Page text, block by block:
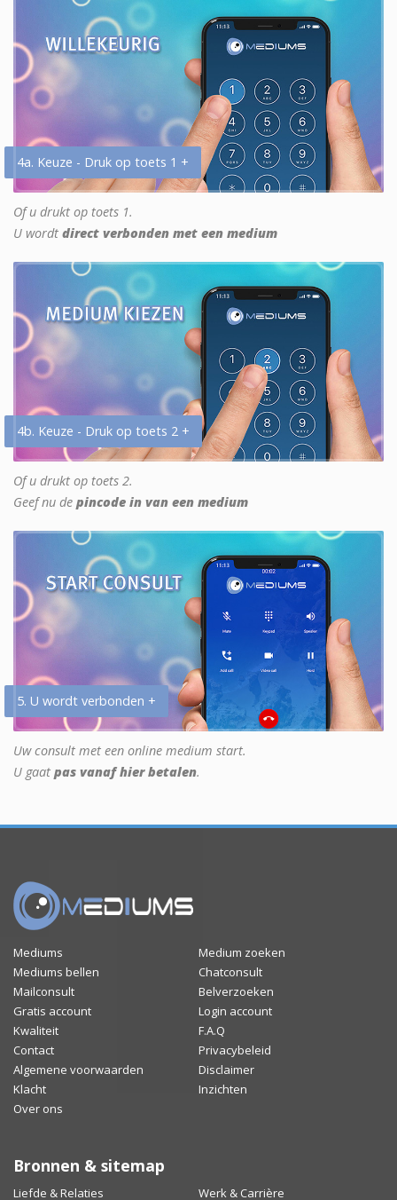
4a. Keuze - Druk op toets 1 +
Of u drukt op toets 1.
U wordt direct verbonden met een medium
4b. Keuze - Druk op toets 2 +
Of u drukt op toets 2.
Geef nu de pincode in van een medium
5. U wordt verbonden +
Uw consult met een online medium start.
U gaat pas vanaf hier betalen.
Mediums
Medium zoeken
Mediums bellen
Chatconsult
Mailconsult
Belverzoeken
Gratis account
Login account
Kwaliteit
F.A.Q
Contact
Privacybeleid
Algemene voorwaarden
Disclaimer
Klacht
Inzichten
Over ons
Bronnen & sitemap
Liefde & Relaties Werk & Carrière